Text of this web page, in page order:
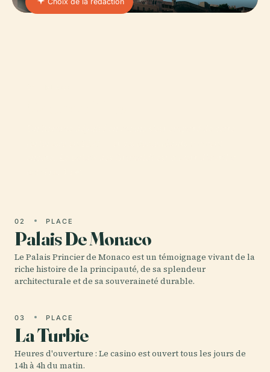
02 PLACE
Palais De Monaco
Le Palais Princier de Monaco est un témoignage vivant de la
riche histoire de la principauté, de sa splendeur
architecturale et de sa souveraineté durable.
03 PLACE
La Turbie
Heures d'ouverture : Le casino est ouvert tous les jours de
14h à 4h du matin.